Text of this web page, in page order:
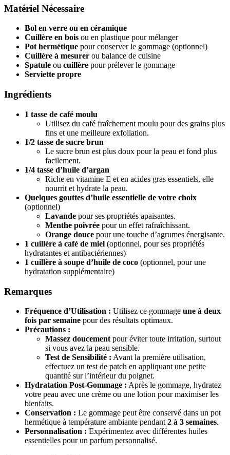
Matériel Nécessaire
Bol en verre ou en céramique
Cuillère en bois ou en plastique pour mélanger
Pot hermétique pour conserver le gommage (optionnel)
Cuillère à mesurer ou balance de cuisine
Spatule ou cuillère pour prélever le gommage
Serviette propre
Ingrédients
1 tasse de café moulu
Utilisez du café fraîchement moulu pour des grains plus
fins et une meilleure exfoliation.
1/2 tasse de sucre brun
Le sucre brun est plus doux pour la peau et fond plus
facilement.
1/4 tasse d’huile d’argan
Riche en vitamine E et en acides gras essentiels, elle
nourrit et hydrate la peau.
Quelques gouttes d’huile essentielle de votre choix
(optionnel)
Lavande pour ses propriétés apaisantes.
Menthe poivrée pour un effet rafraîchissant.
Orange douce pour une touche d’agrumes énergisante.
1 cuillère à café de miel (optionnel, pour ses propriétés
hydratantes et antibactériennes)
1 cuillère à soupe d’huile de coco (optionnel, pour une
hydratation supplémentaire)
Remarques
Fréquence d’Utilisation : Utilisez ce gommage une à deux
fois par semaine pour des résultats optimaux.
Précautions :
Massez doucement pour éviter toute irritation, surtout
si vous avez la peau sensible.
Test de Sensibilité : Avant la première utilisation,
effectuez un test de patch en appliquant une petite
quantité sur l’intérieur du poignet.
Hydratation Post-Gommage : Après le gommage, hydratez
votre peau avec une crème ou une lotion pour maximiser les
bienfaits.
Conservation : Le gommage peut être conservé dans un pot
hermétique à température ambiante pendant 2 à 3 semaines.
Personnalisation : Expérimentez avec différentes huiles
essentielles pour un parfum personnalisé.